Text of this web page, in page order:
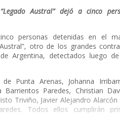
Austral” dejó a cinco
personas detenidas en el
otro de los grandes
Argentina, detectados luego
Punta Arenas, Johanna
Paredes, Christian
Triviño, Javier Alejandro Alarcón
Todos ellos cumplirán